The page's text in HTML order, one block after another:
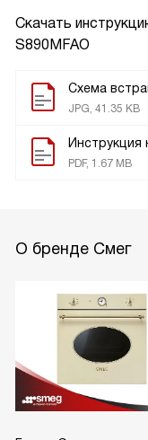
Скачать
S890MFAO
Схема
JPG, 41.35 KB
Инструкция
PDF, 1.67 MB
О бренде Смег